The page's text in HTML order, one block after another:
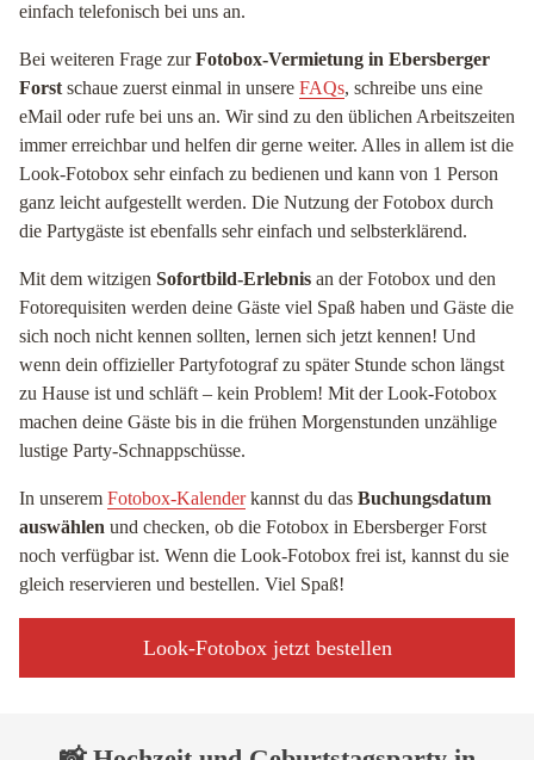
einfach telefonisch bei uns an.
Bei weiteren Frage zurFotobox-Vermietung in Ebersberger
Forst schaue zuerst einmal in unsere FAQs, schreibe uns eine
eMail oder rufe bei uns an. Wir sind zu den üblichen Arbeitszeiten
immer erreichbar und helfen dir gerne weiter. Alles in allem ist die
Look-Fotobox sehr einfach zu bedienen und kann von 1 Person
ganz leicht aufgestellt werden. Die Nutzung der Fotobox durch
die Partygäste ist ebenfalls sehr einfach und selbsterklärend.
Mit dem witzigen Sofortbild-Erlebnis an der Fotobox und den
Fotorequisiten werden deine Gäste viel Spaß haben und Gäste die
sich noch nicht kennen sollten, lernen sich jetzt kennen! Und
wenn dein offizieller Partyfotograf zu später Stunde schon längst
zu Hause ist und schläft – kein Problem! Mit der Look-Fotobox
machen deine Gäste bis in die frühen Morgenstunden unzählige
lustige Party-Schnappschüsse.
In unserem Fotobox-Kalenderkannst du das Buchungsdatum
auswählen und checken, ob die Fotobox in Ebersberger Forst
noch verfügbar ist. Wenn die Look-Fotobox frei ist, kannst du sie
gleich reservieren und bestellen. Viel Spaß!
Look-Fotobox jetzt bestellen